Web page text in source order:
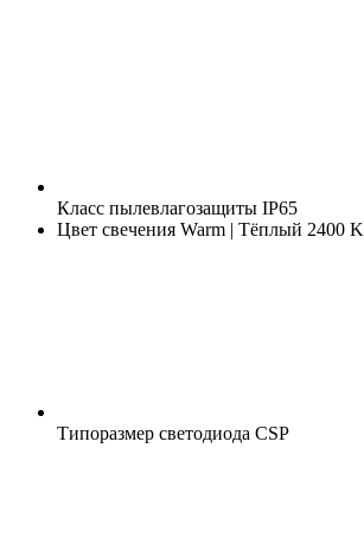
Класс пылевлагозащиты IP65
Цвет свечения Warm | Тёплый 2400 K
Типоразмер светодиода CSP